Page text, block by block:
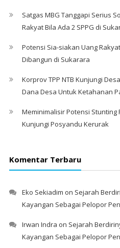
Satgas MBG Tanggapi Serius
Rakyat Bila Ada 2 SPPG di
Potensi Sia-siakan Uang
Dibangun di Sukarara
Korprov TPP NTB Kunjungi
Dana Desa Untuk Ketahanan
Meminimalisir Potensi Stunting
Kunjungi Posyandu Kerurak
Komentar Terbaru
Eko Sekiadim on Sejarah
Kayangan Sebagai Pelopor
Irwan Indra on Sejarah
Kayangan Sebagai Pelopor